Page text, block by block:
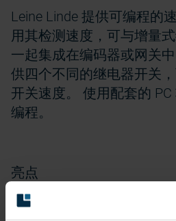
Leine Linde 提供可编程的
用其检测速度，可与增量
一起集成在编码器或网关
供四个不同的继电器开关
开关速度。 使用配套的
编程。
亮点
● 持续监测不同的轴速
● 多达四个不同的继电器